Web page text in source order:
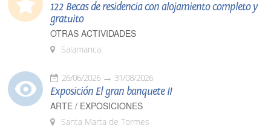
122 Becas de residencia con alojamiento completo y
gratuito
OTRAS ACTIVIDADES
Salamanca
26/06/2026 31/08/2026
Exposición El gran banquete II
ARTE / EXPOSICIONES
Santa Marta de Tormes